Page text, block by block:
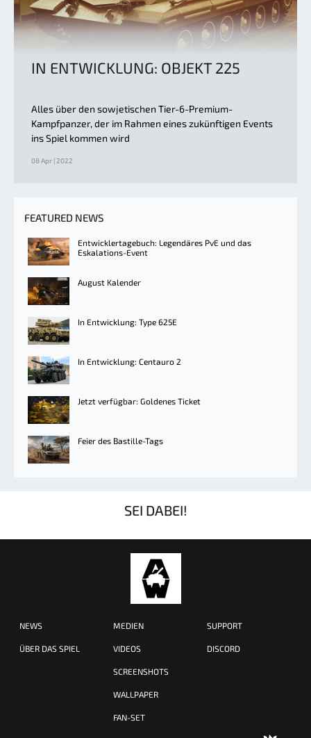
IN ENTWICKLUNG: OBJEKT 225
Alles über den sowjetischen Tier-6-Premium-
Kampfpanzer, der im Rahmen eines zukünftigen Events
ins Spiel kommen wird
08 Apr | 2022
FEATURED NEWS
Entwicklertagebuch: Legendäres PvE und das
Eskalations-Event
August Kalender
In Entwicklung: Type 625E
In Entwicklung: Centauro 2
Jetzt verfügbar: Goldenes Ticket
Feier des Bastille-Tags
SEI DABEI!
NEWS
ÜBER DAS SPIEL
MEDIEN
VIDEOS
SCREENSHOTS
WALLPAPER
FAN-SET
SUPPORT
DISCORD